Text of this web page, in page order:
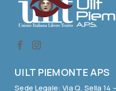
UILT PIEMONTE APS
Sede Legale: Via Q. Sella 14